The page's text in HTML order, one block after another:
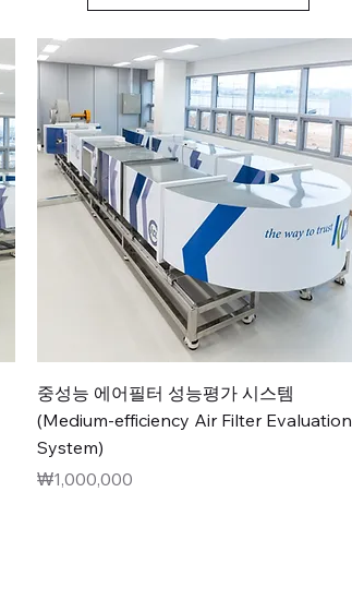
중성능 에어필터 성능평가 시스템
(Medium-efficiency Air Filter Evaluation
System)
가격
₩1,000,000